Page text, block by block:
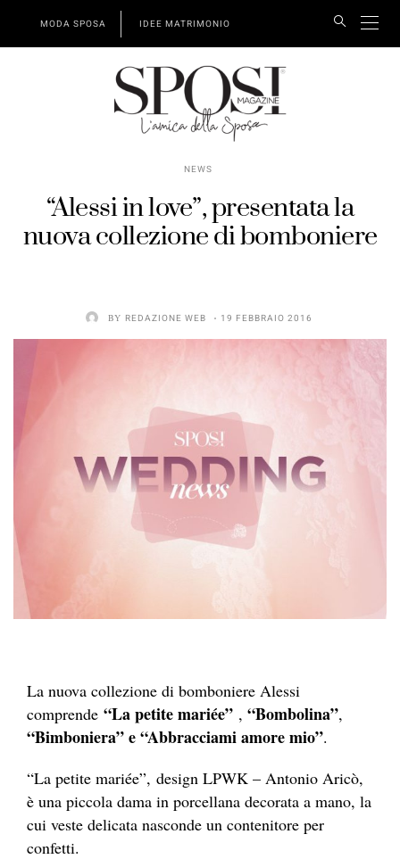
MODA SPOSA IDEE MATRIMONIO
NEWS
“Alessi in love”, presentata la
nuova collezione di bomboniere
BY REDAZIONE WEB 19 FEBBRAIO 2016
La nuova collezione di bomboniere Alessi
comprende “La petite mariée” , “Bombolina”,
“Bimboniera” e “Abbracciami amore mio”.
“La petite mariée”, design LPWK – Antonio Aricò,
è una piccola dama in porcellana decorata a mano, la
cui veste delicata nasconde un contenitore per
confetti.